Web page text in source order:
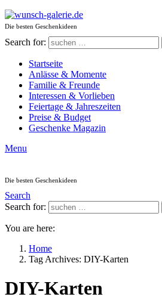
Die besten Geschenkideen
Search for:
Startseite
Anlässe & Momente
Familie & Freunde
Interessen & Vorlieben
Feiertage & Jahreszeiten
Preise & Budget
Geschenke Magazin
Menu
Die besten Geschenkideen
Search
Search for:
You are here:
Home
Tag Archives: DIY-Karten
DIY-Karten